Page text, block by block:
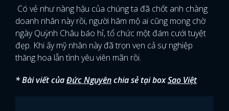
Có vẻ như nàng hậu của chúng ta đã chốt anh chàng
doanh nhân này rồi, người hâm mộ ai cũng mong chờ
ngày Quỳnh Châu báo hỉ, tổ chức một đám cưới tuyệt
đẹp. Khi ấy mỹ nhân này đã trọn vẹn cả sự nghiệp
thăng hoa lẫn tình yêu viên mãn rồi.
* Bài viết củaĐức Nguyênchia sẻ tại boxSao Việt